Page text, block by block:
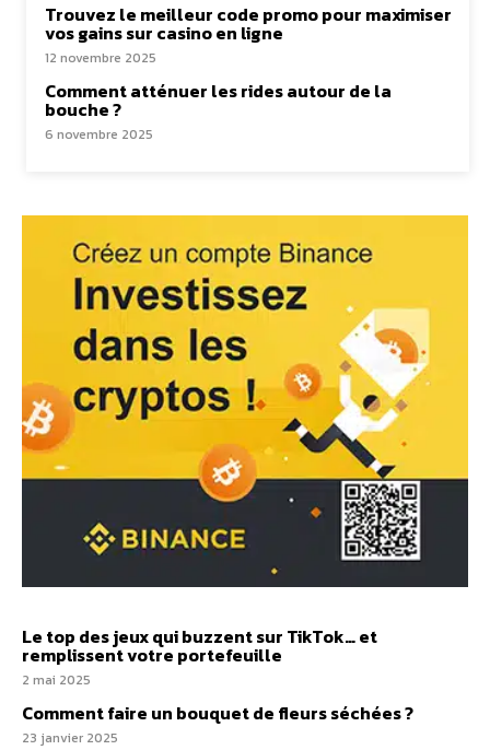
Trouvez le meilleur code promo pour maximiser
vos gains sur casino en ligne
12 novembre 2025
Comment atténuer les rides autour de la
bouche ?
6 novembre 2025
Le top des jeux qui buzzent sur TikTok… et
remplissent votre portefeuille
2 mai 2025
Comment faire un bouquet de fleurs séchées ?
23 janvier 2025